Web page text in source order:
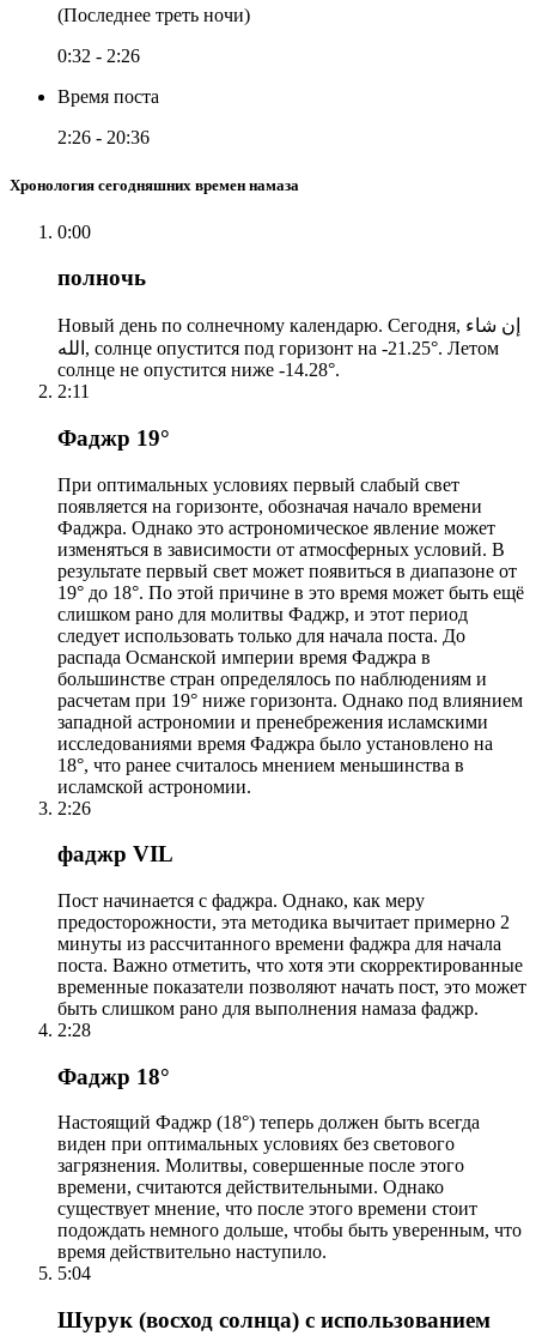
(Последнее треть ночи)
0:32 - 2:26
Время поста
2:26 - 20:36
Хронология сегодняшних времен намаза
0:00
полночь
Новый день по солнечному календарю. Сегодня, إن شاء
الله, солнце опустится под горизонт на -21.25°. Летом
солнце не опустится ниже -14.28°.
2:11
Фаджр 19°
При оптимальных условиях первый слабый свет
появляется на горизонте, обозначая начало времени
Фаджра. Однако это астрономическое явление может
изменяться в зависимости от атмосферных условий. В
результате первый свет может появиться в диапазоне от
19° до 18°. По этой причине в это время может быть ещё
слишком рано для молитвы Фаджр, и этот период
следует использовать только для начала поста. До
распада Османской империи время Фаджра в
большинстве стран определялось по наблюдениям и
расчетам при 19° ниже горизонта. Однако под влиянием
западной астрономии и пренебрежения исламскими
исследованиями время Фаджра было установлено на
18°, что ранее считалось мнением меньшинства в
исламской астрономии.
2:26
фаджр VIL
Пост начинается с фаджра. Однако, как меру
предосторожности, эта методика вычитает примерно 2
минуты из рассчитанного времени фаджра для начала
поста. Важно отметить, что хотя эти скорректированные
временные показатели позволяют начать пост, это может
быть слишком рано для выполнения намаза фаджр.
2:28
Фаджр 18°
Настоящий Фаджр (18°) теперь должен быть всегда
виден при оптимальных условиях без светового
загрязнения. Молитвы, совершенные после этого
времени, считаются действительными. Однако
существует мнение, что после этого времени стоит
подождать немного дольше, чтобы быть уверенным, что
время действительно наступило.
5:04
Шурук (восход солнца) с использованием